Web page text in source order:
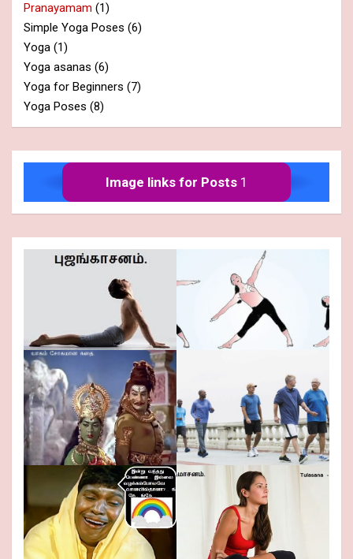
Pranayamam (1)
Simple Yoga Poses (6)
Yoga (1)
Yoga asanas (6)
Yoga for Beginners (7)
Yoga Poses (8)
Image links for Posts 1